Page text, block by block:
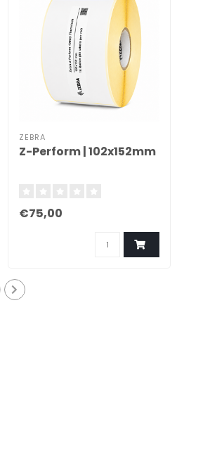
ZEBRA
Z-Perform | 102x152mm
€75,00